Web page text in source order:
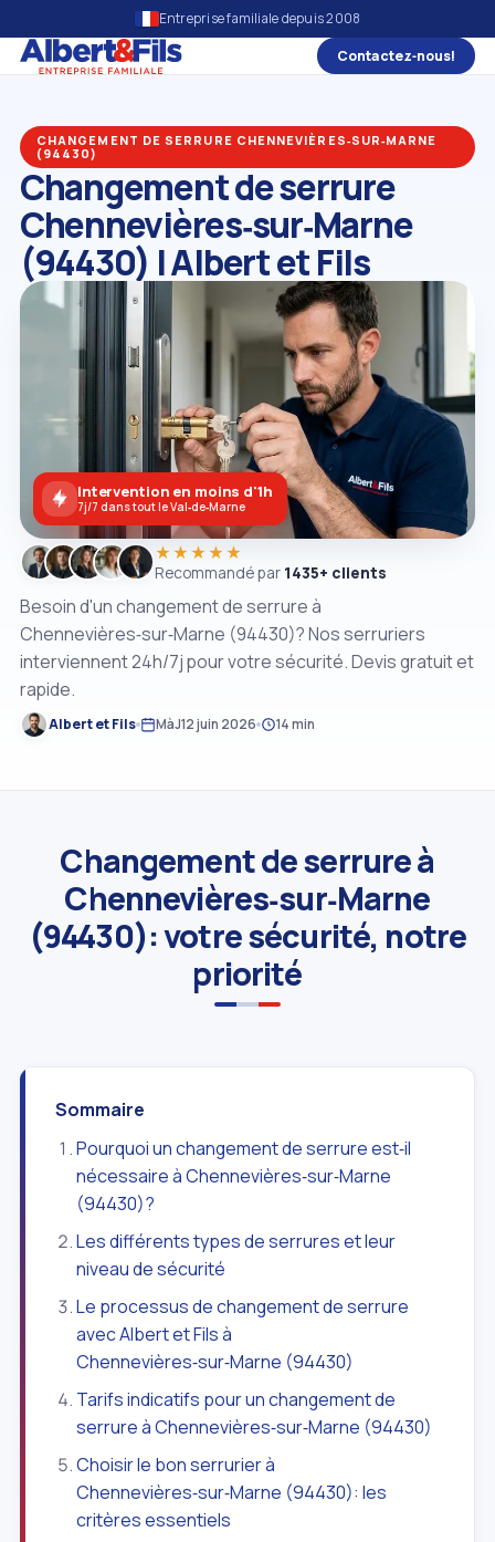
Entreprise familiale depuis 2008
Contactez‑nous!
CHANGEMENT DE SERRURE CHENNEVIÈRES‑SUR‑MARNE
(94430)
Changement de serrure
Chennevières‑sur‑Marne
(94430) | Albert et Fils
Besoin d'un changement de serrure à
Chennevières‑sur‑Marne (94430)? Nos serruriers
interviennent 24h/7j pour votre sécurité. Devis gratuit et
rapide.
Albert et Fils MàJ12 juin 2026 14 min
★★★★★
Recommandé par 1435+ clients
Intervention en moins d'1h
7j/7 dans tout le Val‑de‑Marne
Changement de serrure à
Chennevières‑sur‑Marne
(94430): votre sécurité, notre
priorité
Sommaire
Pourquoi un changement de serrure est‑il
nécessaire à Chennevières‑sur‑Marne
(94430)?
Les différents types de serrures et leur
niveau de sécurité
Le processus de changement de serrure
avec Albert et Fils à
Chennevières‑sur‑Marne (94430)
Tarifs indicatifs pour un changement de
serrure à Chennevières‑sur‑Marne (94430)
Choisir le bon serrurier à
Chennevières‑sur‑Marne (94430): les
critères essentiels